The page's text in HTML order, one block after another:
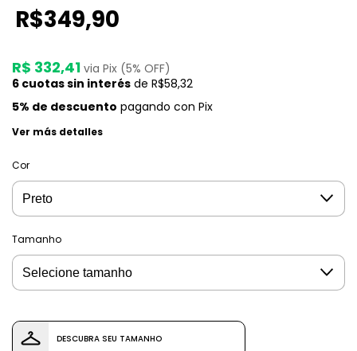
R$349,90
R$ 332,41 via Pix (5% OFF)
6 cuotas sin interés de R$58,32
5% de descuento pagando con Pix
Ver más detalles
Cor
Tamanho
DESCUBRA SEU TAMANHO